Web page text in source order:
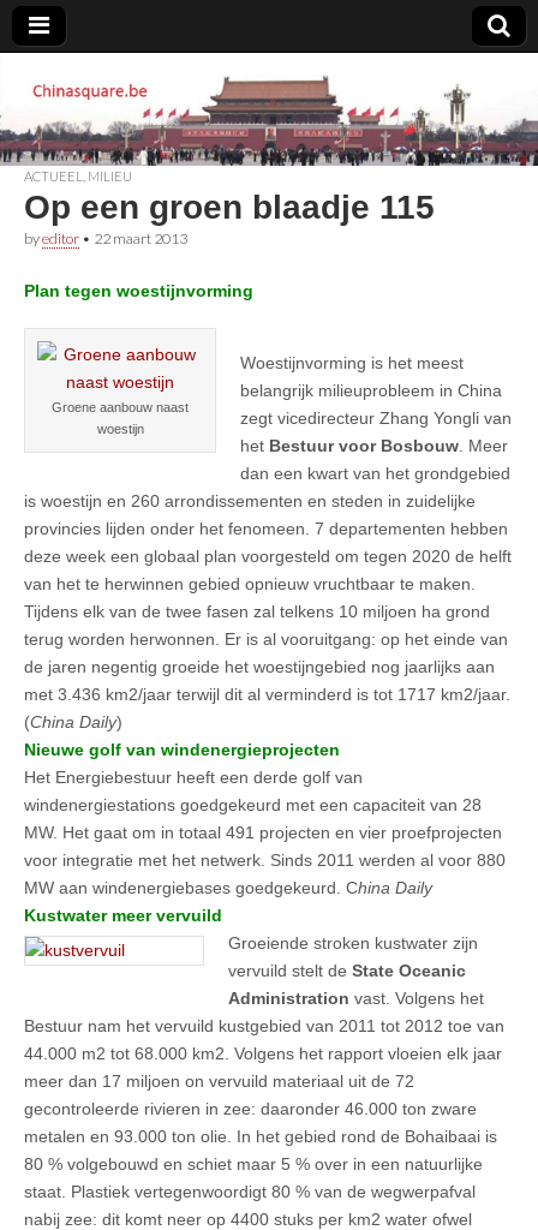
Chinasquare.be
ACTUEEL MILIEU
Op een groen blaadje 115
byeditor • 22 maart 2013
Plan tegen woestijnvorming
Groene aanbouw naast
woestijn
Woestijnvorming is het meest
belangrijk milieuprobleem in China
zegt vicedirecteur Zhang Yongli van
het Bestuur voor Bosbouw . Meer
dan een kwart van het grondgebied
is woestijn en 260 arrondissementen en steden in zuidelijke
provincies lijden onder het fenomeen. 7 departementen hebben
deze week een globaal plan voorgesteld om tegen 2020 de helft
van het te herwinnen gebied opnieuw vruchtbaar te maken.
Tijdens elk van de twee fasen zal telkens 10 miljoen ha grond
terug worden herwonnen. Er is al vooruitgang: op het einde van
de jaren negentig groeide het woestijngebied nog jaarlijks aan
met 3.436 km2/jaar terwijl dit al verminderd is tot 1717 km2/jaar.
(China Daily)
Nieuwe golf van windenergieprojecten
Het Energiebestuur heeft een derde golf van
windenergiestations goedgekeurd met een capaciteit van 28
MW. Het gaat om in totaal 491 projecten en vier proefprojecten
voor integratie met het netwerk. Sinds 2011 werden al voor 880
MW aan windenergiebases goedgekeurd. China Daily
Kustwater meer vervuild
Groeiende stroken kustwater zijn
vervuild stelt de State Oceanic
Administration vast. Volgens het
Bestuur nam het vervuild kustgebied van 2011 tot 2012 toe van
44.000 m2 tot 68.000 km2. Volgens het rapport vloeien elk jaar
meer dan 17 miljoen on vervuild materiaal uit de 72
gecontroleerde rivieren in zee: daaronder 46.000 ton zware
metalen en 93.000 ton olie. In het gebied rond de Bohaibaai is
80 % volgebouwd en schiet maar 5 % over in een natuurlijke
staat. Plastiek vertegenwoordigt 80 % van de wegwerpafval
nabij zee: dit komt neer op 4400 stuks per km2 water ofwel